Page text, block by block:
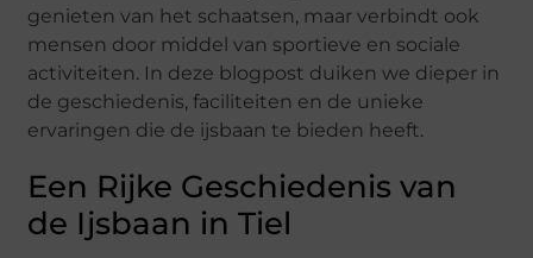
genieten van het schaatsen, maar verbindt ook
mensen door middel van sportieve en sociale
activiteiten. In deze blogpost duiken we dieper in
de geschiedenis, faciliteiten en de unieke
ervaringen die de ijsbaan te bieden heeft.
Een Rijke Geschiedenis van
de Ijsbaan in Tiel